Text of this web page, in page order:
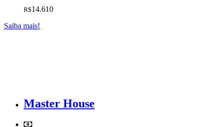
R$14.610
Saiba mais!
Master House